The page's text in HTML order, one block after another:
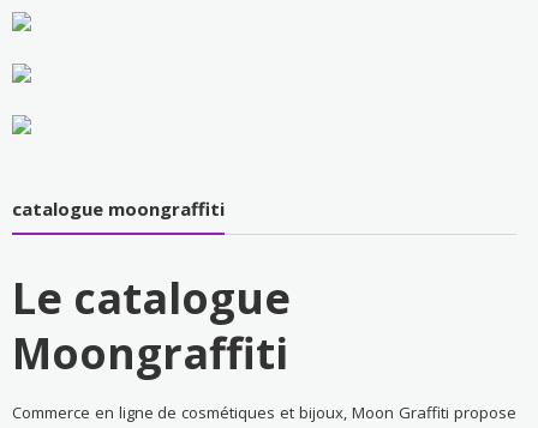
catalogue moongraffiti
Le catalogue
Moongraffiti
Commerce en ligne de cosmétiques et bijoux, Moon Graffiti propose